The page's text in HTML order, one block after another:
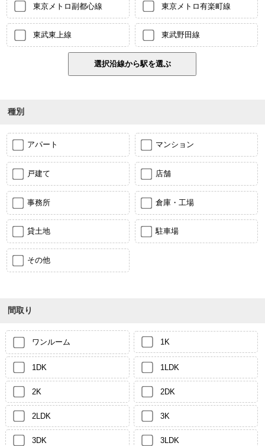
東京メトロ副都心線 東京メトロ有楽町線
東武東上線 東武野田線
種別
アパート マンション
戸建て 店舗
事務所 倉庫・工場
貸土地 駐車場
その他
間取り
ワンルーム 1K
1DK 1LDK
2K 2DK
2LDK 3K
3DK 3LDK